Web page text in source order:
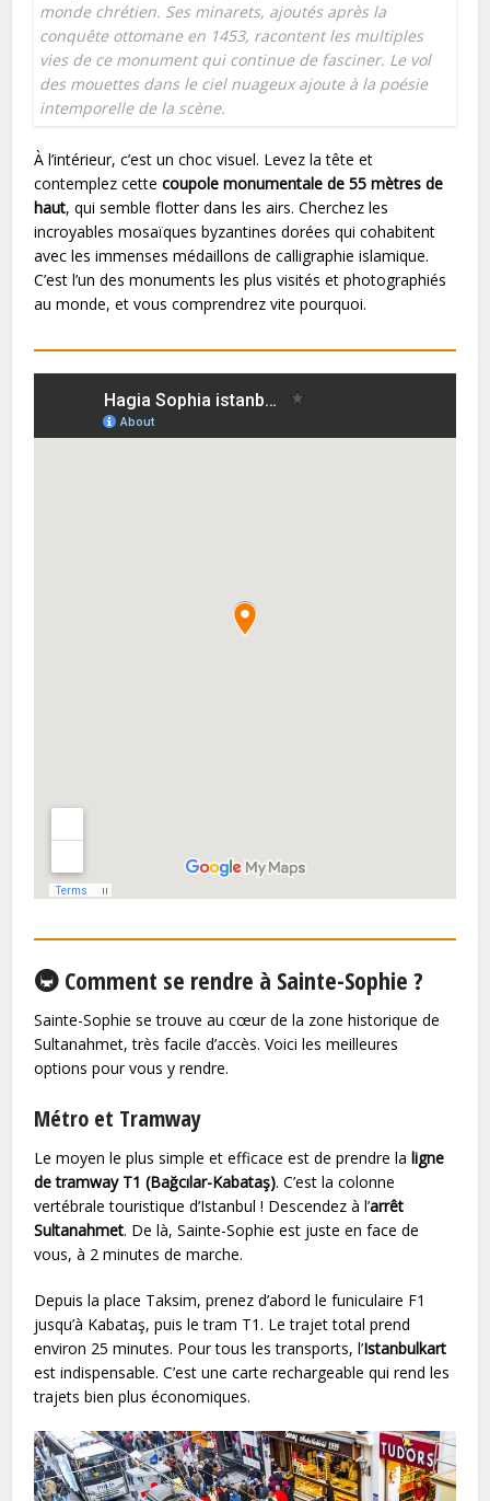
monde chrétien. Ses minarets, ajoutés après la
conquête ottomane en 1453, racontent les multiples
vies de ce monument qui continue de fasciner. Le vol
des mouettes dans le ciel nuageux ajoute à la poésie
intemporelle de la scène.
À l’intérieur, c’est un choc visuel. Levez la tête et
contemplez cettecoupole monumentale de 55 mètres de
haut, qui semble flotter dans les airs. Cherchez les
incroyables mosaïques byzantines dorées qui cohabitent
avec les immenses médaillons de calligraphie islamique.
C’est l’un des monuments les plus visités et photographiés
au monde, et vous comprendrez vite pourquoi.
🚇 Comment se rendre à Sainte-Sophie ?
Sainte-Sophie se trouve au cœur de la zone historique de
Sultanahmet, très facile d’accès. Voici les meilleures
options pour vous y rendre.
Métro et Tramway
Le moyen le plus simple et efficace est de prendre la ligne
de tramway T1 (Bağcılar-Kabataş). C’est la colonne
vertébrale touristique d’Istanbul ! Descendez à l’arrêt
Sultanahmet. De là, Sainte-Sophie est juste en face de
vous, à 2 minutes de marche.
Depuis la place Taksim, prenez d’abord le funiculaire F1
jusqu’à Kabataş, puis le tram T1. Le trajet total prend
environ 25 minutes. Pour tous les transports, l’Istanbulkart
est indispensable. C’est une carte rechargeable qui rend les
trajets bien plus économiques.